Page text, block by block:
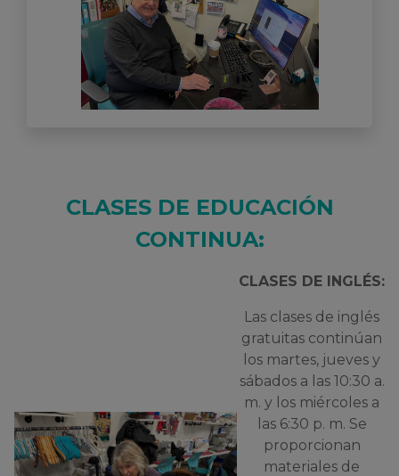
CLASES DE EDUCACIÓN
CONTINUA:
CLASES DE INGLÉS:
Las clases de inglés
gratuitas continúan
los martes, jueves y
sábados a las 10:30 a.
m. y los miércoles a
las 6:30 p. m. Se
proporcionan
materiales de